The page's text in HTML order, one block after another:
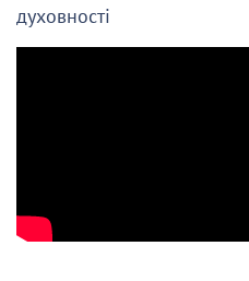
духовності